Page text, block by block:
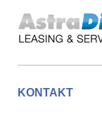
KONTAKT